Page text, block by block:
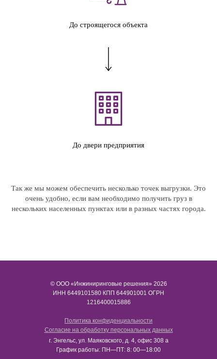
До строящегося объекта
До двери предприятия
Так же мы можем обеспечить несколько точек выгрузки. Это
очень удобно, если вам необходимо получить груз в
нескольких населенных пунктах или в разных частях города.
© ООО «Инжиниринговые решения» 2026
ИНН​​​​​​​ 6449101580 КПП 644901001 ОГРН
1216400015886
Политика конфиденциальности
Согласие на обработку персональных данных
г. Энгельс, ул. Маяковского, д. 4, офис 308 а
График работы: ПН—ПТ: 8: 00—18:00